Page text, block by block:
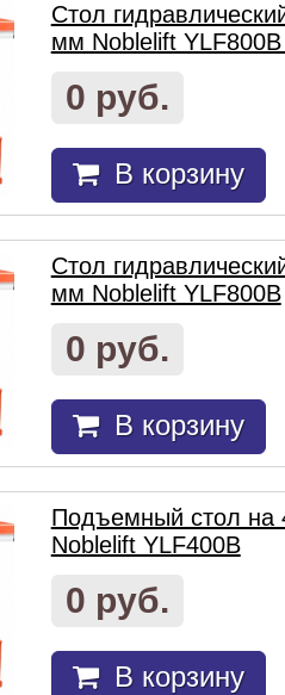
Стол
мм Noblelift
0 руб.
В корзину
Стол
мм Noblelift YLF800B
0 руб.
В корзину
Подъемный стол на
Noblelift YLF400B
0 руб.
В корзину